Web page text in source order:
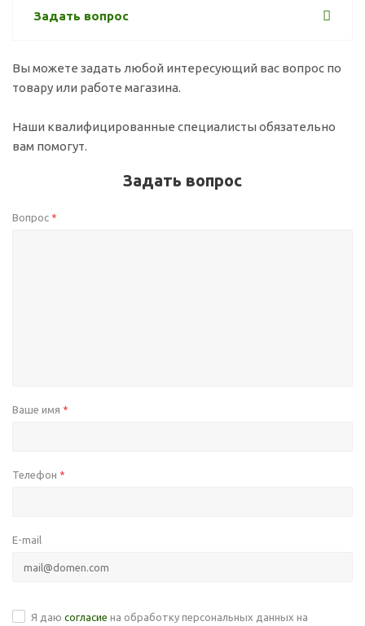
Задать вопрос
Вы можете задать любой интересующий вас вопрос по
товару или работе магазина.
Наши квалифицированные специалисты обязательно
вам помогут.
Задать вопрос
Вопрос *
Ваше имя *
Телефон *
E-mail
Я даю согласие на обработку персональных данных на